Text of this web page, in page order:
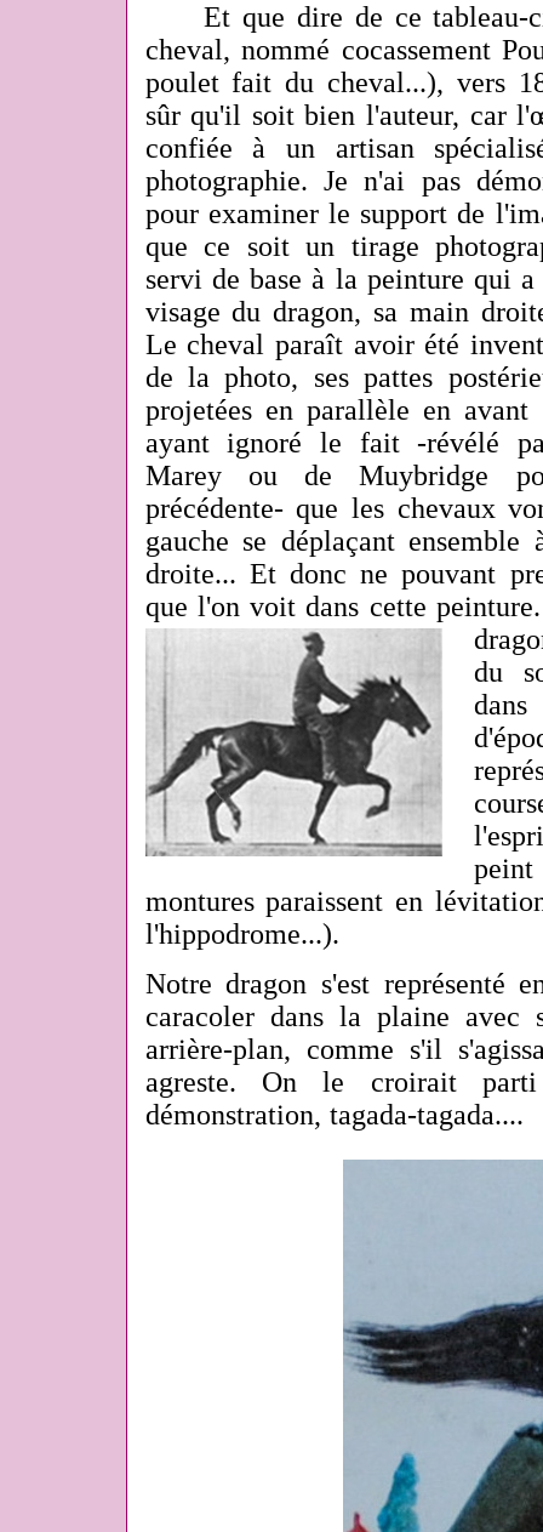
Et que dire de ce tableau-
cheval, nommé cocassement
poulet fait du cheval...), vers
sûr qu'il soit bien l'auteur, car
confiée à un artisan
photographie. Je n'ai pas
pour examiner le support de
que ce soit un tirage
servi de base à la peinture qui
visage du dragon, sa main
Le cheval paraît avoir été
de la photo, ses pattes
projetées en parallèle en
ayant ignoré le fait -révélé
Marey ou de Muybridge
précédente- que les chevaux
gauche se déplaçant ensemble
droite... Et donc ne pouvant
que l'on voit dans cette peinture.
du
peint
montures paraissent en
l'hippodrome...).
Notre dragon s'est représenté
caracoler dans la plaine avec
arrière-plan, comme s'il
agreste. On le croirait
démonstration, tagada-tagada....